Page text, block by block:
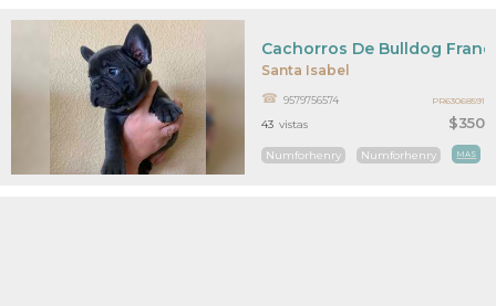
Santa Isabel
$350
Cachorros De Bulldog
9579756574
Numforhenry Numforhenry MAS
43 vistas
PR63068591